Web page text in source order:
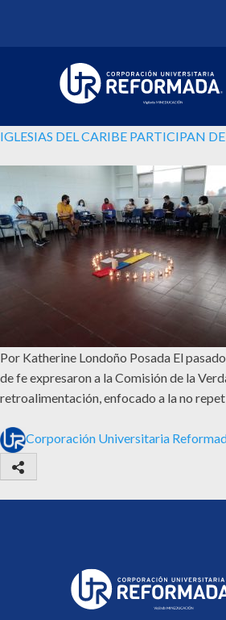
IGLESIAS DEL CARIBE PARTICIPAN
Por Katherine Londoño Posada El
de fe expresaron a la Comisión de la
retroalimentación, enfocado a la no
Corporación Universitaria